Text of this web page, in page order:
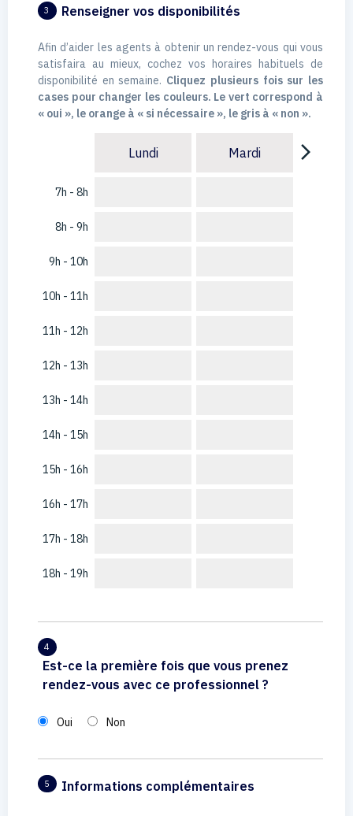
3 Renseigner vos disponibilités
Afin d’aider les agents à obtenir un rendez-vous qui vous
satisfaira au mieux, cochez vos horaires habituels de
disponibilité en semaine. Cliquez plusieurs fois sur les
cases pour changer les couleurs. Le vert correspond à
« oui », le orange à « si nécessaire », le gris à « non ».
7h - 8h
8h - 9h
9h - 10h
10h - 11h
11h - 12h
12h - 13h
13h - 14h
14h - 15h
15h - 16h
16h - 17h
17h - 18h
18h - 19h
Lundi Mardi arrow_forward_ios
4
Est-ce la première fois que vous prenez
rendez-vous avec ce professionnel ?
Oui Non
5 Informations complémentaires